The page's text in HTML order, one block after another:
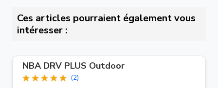
Ces articles pourraient également vous
intéresser :
NBA DRV PLUS Outdoor
(2)